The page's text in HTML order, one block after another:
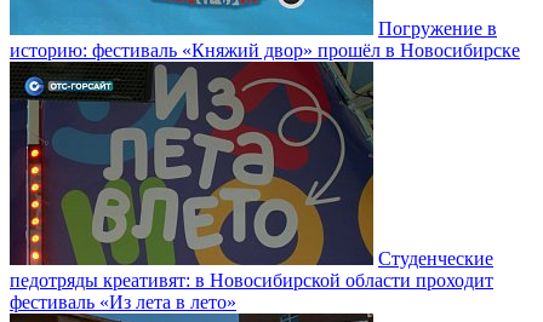
Погружение в
историю: фестиваль «Княжий двор» прошёл в Новосибирске
Студенческие
педотряды креативят: в Новосибирской области проходит
фестиваль «Из лета в лето»